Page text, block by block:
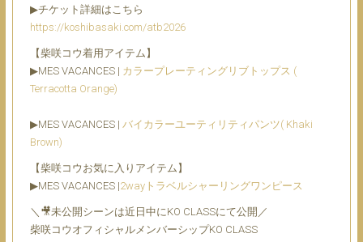
▶︎チケット詳細はこちら
https://koshibasaki.com/atb2026
【柴咲コウ着用アイテム】
▶︎MES VACANCES | カラープレーティングリブトップス (
Terracotta Orange)
▶︎MES VACANCES | バイカラーユーティリティパンツ( Khaki
Brown)
【柴咲コウお気に入りアイテム】
▶︎MES VACANCES |2wayトラベルシャーリングワンピース
＼🎥未公開シーンは近日中にKO CLASSにて公開／
柴咲コウオフィシャルメンバーシップKO CLASS